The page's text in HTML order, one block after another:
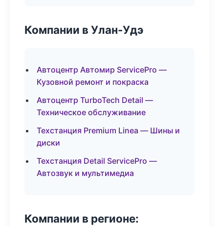
Компании в Улан-Удэ
Автоцентр Автомир ServicePro —
Кузовной ремонт и покраска
Автоцентр TurboTech Detail —
Техническое обслуживание
Техстанция Premium Linea — Шины и
диски
Техстанция Detail ServicePro —
Автозвук и мультимедиа
Компании в регионе: